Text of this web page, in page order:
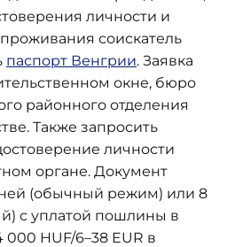
личности и
соискатель
паспорт Венгрии. Заявка
окне, бюро
районного отделения
Также запросить
личности
органе. Документ
(обычный режим) или 8
с уплатой пошлины в
000 HUF/6–38 EUR в